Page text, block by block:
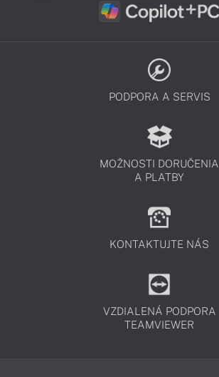
PODPORA A SERVIS
MOŽNOSTI DORUČENIA
A PLATBY
KONTAKTUJTE NÁS
VZDIALENÁ PODPORA
TEAMVIEWER